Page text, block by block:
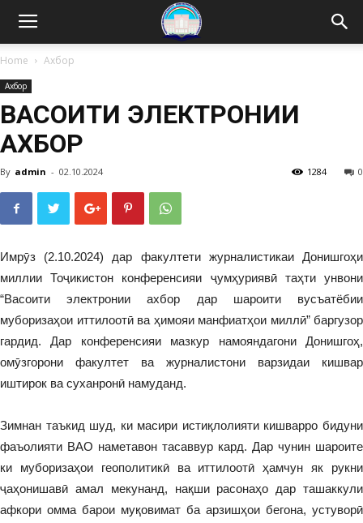
Home Ахбор
Ахбор
ВАСОИТИ ЭЛЕКТРОНИИ
АХБОР
By admin - 02.10.2024 0
1284
Имрӯз (2.10.2024) дар факултети журналистикаи Донишгоҳи
миллии Тоҷикистон конференсияи ҷумҳуриявӣ таҳти унвони
“Васоити электронии ахбор дар шароити вусъатёбии
муборизаҳои иттилоотӣ ва ҳимояи манфиатҳои миллӣ” баргузор
гардид. Дар конференсияи мазкур намояндагони Донишгоҳ,
омӯзгорони факултет ва журналистони варзидаи кишвар
иштирок ва cуханронӣ намуданд.
Зимнан таъкид шуд, ки масири истиқлолияти кишварро бидуни
фаъолияти ВАО наметавон тасаввур кард. Дар чунин шароите
ки муборизаҳои геополитикӣ ва иттилоотӣ ҳамчун як рукни
ҷаҳонишавӣ амал мекунанд, нақши расонаҳо дар ташаккули
афкори омма барои муқовимат ба арзишҳои бегона, устуворӣ